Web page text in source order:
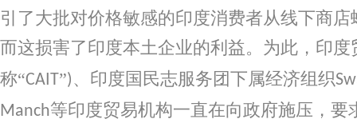
引了大批对价格敏感的印度消费者从线下商
而这损害了印度本土企业的利益。为此，印
称“CAIT ”)、印度国民志服务团下属经济组织
Manch等印度贸易机构一直在向政府施压，要